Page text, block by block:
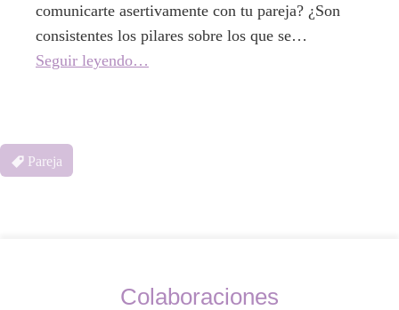
comunicarte asertivamente con tu pareja? ¿Son
consistentes los pilares sobre los que se…
Seguir leyendo…
Pareja
Colaboraciones